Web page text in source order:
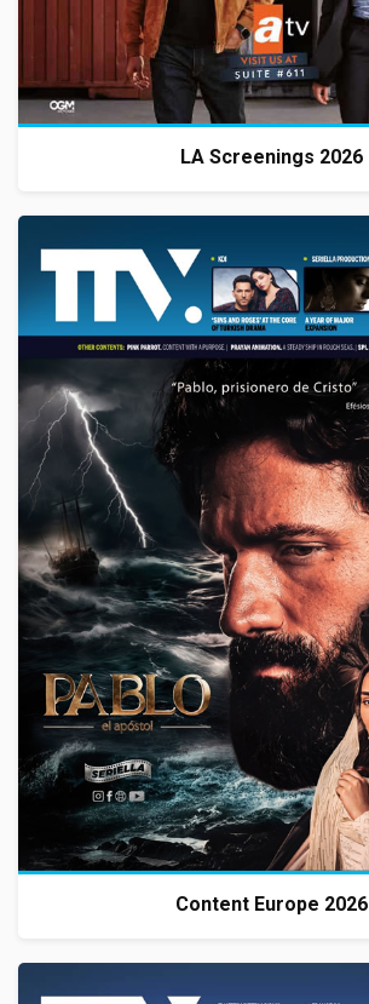
LA Screenings 2026
Content Europe 2026